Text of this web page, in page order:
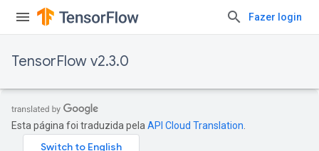
Fazer login
TensorFlow v2.3.0
Esta página foi traduzida pela API Cloud Translation